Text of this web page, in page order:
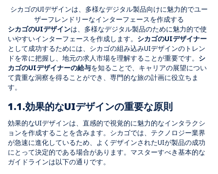
シカゴのUIデザインは、多様なデジタル製品向けに魅力的でユー
ザーフレンドリーなインターフェースを作成する
シカゴのUIデザインは、多様なデジタル製品のために魅力的で使
いやすいインターフェースを作成します。 シカゴのUIデザイナー
として成功するためには、シカゴの組み込みUIデザインのトレン
ドを常に把握し、地元の求人市場を理解することが重要です。 シ
カゴのUIデザイナーの給与を知ることで、キャリアの展望につい
て貴重な洞察を得ることができ、専門的な旅の計画に役立ちま
す。
1.1.効果的なUIデザインの重要な原則
効果的なUIデザインは、直感的で視覚的に魅力的なインタラクシ
ョンを作成することを含みます。シカゴでは、テクノロジー業界
が急速に進化しているため、よくデザインされたUIが製品の成功
にとって決定的である場合があります。マスターすべき基本的な
ガイドラインは以下の通りです。